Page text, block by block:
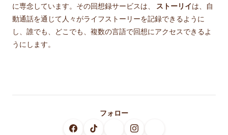
に専念しています。その回想録サービスは、
ストーリイは、自
動通話を通じて人々がライフストーリーを記録できるように
し、誰でも、どこでも、複数の言語で回想にアクセスできるよ
うにします。
フォロー